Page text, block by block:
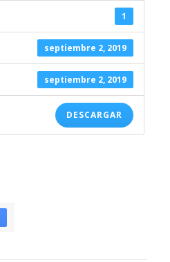
1
septiembre 2, 2019
septiembre 2, 2019
DESCARGAR